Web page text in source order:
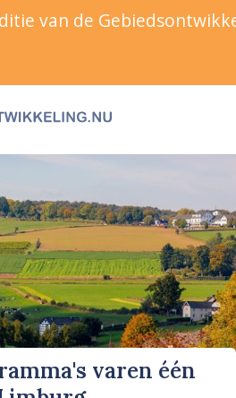
varen één
van de